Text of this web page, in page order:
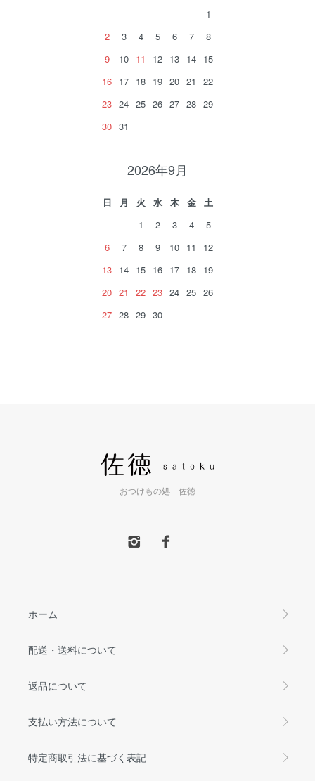
1
2
3 4 5 6 7
8
9
10 11 12 13 14 15
16 17 18 19 20 21
22
23 24 25 26 27 28 29
30 31
2026年9月
日 月 火 水 木 金
土
1
2 3 4
5
6
7 8 9 10 11
12
13 14 15 16 17 18 19
20 21 22 23 24 25 26
27 28 29 30
おつけもの処 佐徳
ホーム
配送・送料について
返品について
支払い方法について
特定商取引法に基づく表記